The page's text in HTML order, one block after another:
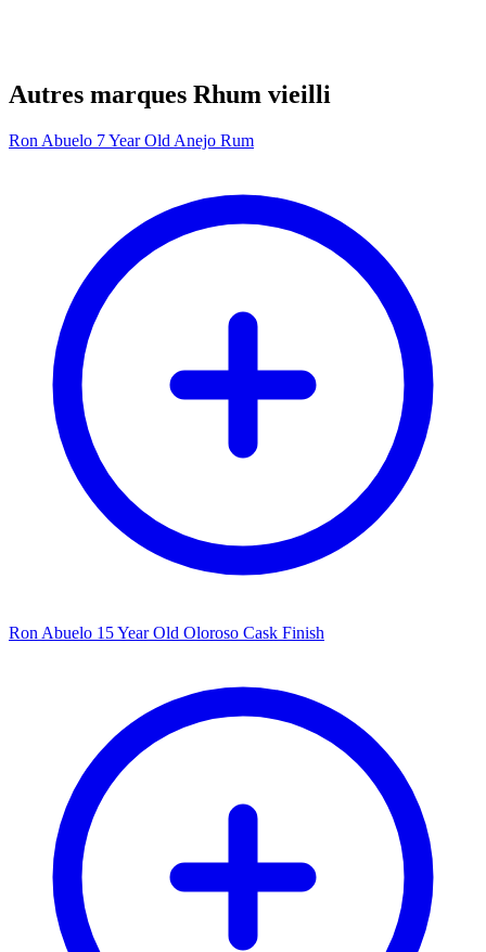
Autres marques Rhum vieilli
Ron Abuelo 7 Year Old Anejo Rum
Ron Abuelo 15 Year Old Oloroso Cask Finish